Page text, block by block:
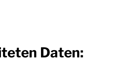
Daten: